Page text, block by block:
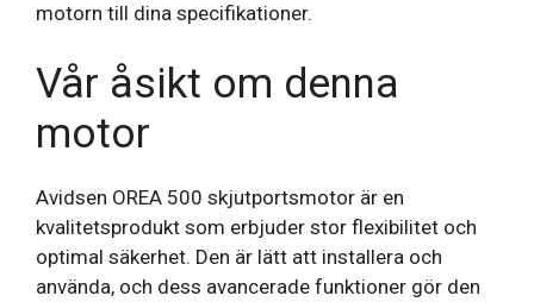
motorn till dina specifikationer.
Vår åsikt om denna
motor
Avidsen OREA 500 skjutportsmotor är en
kvalitetsprodukt som erbjuder stor flexibilitet och
optimal säkerhet. Den är lätt att installera och
använda, och dess avancerade funktioner gör den